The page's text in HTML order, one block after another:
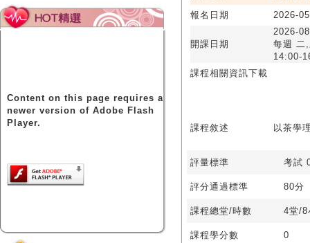
Content on this page requires a
newer version of Adobe Flash
Player.
報名日期
2026-
開課日期
2026-
每週 二
14:00-
課程相關資訊下載
課程敘述 以茶學
評量標準 考試
評分通過標準 80分
課程總堂/時數 4堂/8
課程學分數 0